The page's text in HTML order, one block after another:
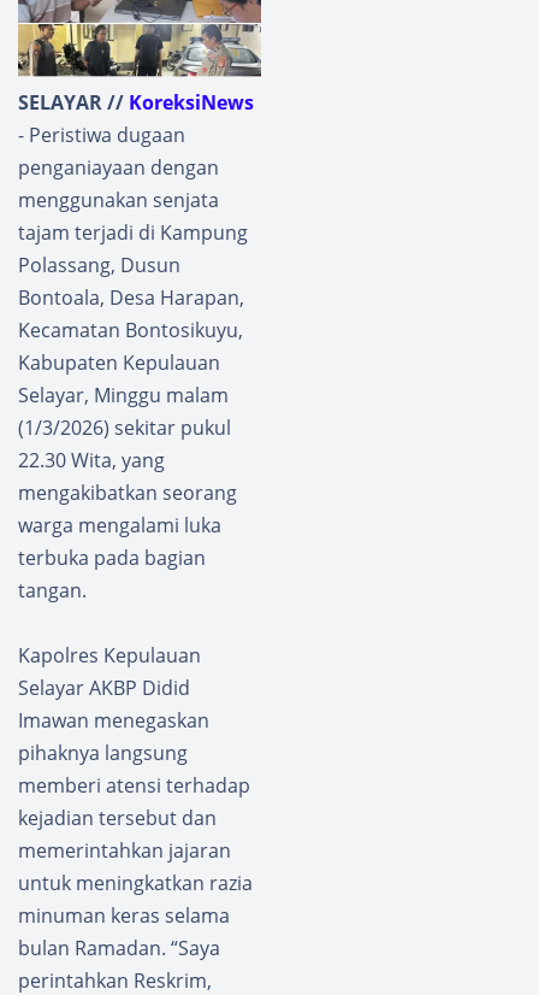
SELAYAR // KoreksiNews
- Peristiwa dugaan
penganiayaan dengan
menggunakan senjata
tajam terjadi di Kampung
Polassang, Dusun
Bontoala, Desa Harapan,
Kecamatan Bontosikuyu,
Kabupaten Kepulauan
Selayar, Minggu malam
(1/3/2026) sekitar pukul
22.30 Wita, yang
mengakibatkan seorang
warga mengalami luka
terbuka pada bagian
tangan.
Kapolres Kepulauan
Selayar AKBP Didid
Imawan menegaskan
pihaknya langsung
memberi atensi terhadap
kejadian tersebut dan
memerintahkan jajaran
untuk meningkatkan razia
minuman keras selama
bulan Ramadan. “Saya
perintahkan Reskrim,